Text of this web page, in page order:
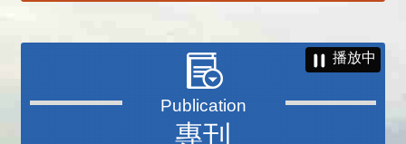
專刊
播放中